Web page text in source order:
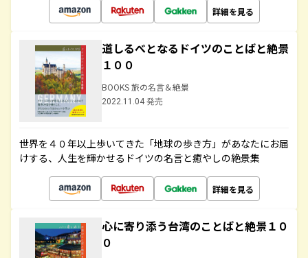
詳細を見る
道しるべとなるドイツのことばと絶景
１００
BOOKS 旅の名言＆絶景
2022.11.04 発売
世界を４０年以上歩いてきた「地球の歩き方」があなたにお届
けする、人生を輝かせるドイツの名言と癒やしの絶景集
詳細を見る
心に寄り添う台湾のことばと絶景１０
０